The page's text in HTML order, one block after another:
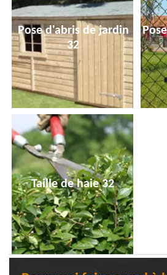
Pose d'abris de jardin
32
Taille de haie 32